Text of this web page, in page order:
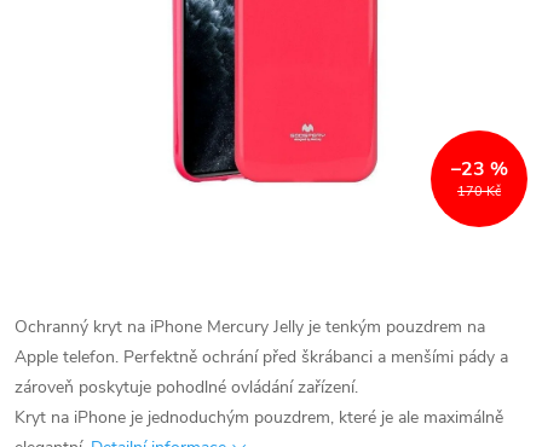
170 Kč
–23 %
Ochranný kryt na iPhone Mercury Jelly je tenkým pouzdrem na
Apple telefon. Perfektně ochrání před škrábanci a menšími pády a
zároveň poskytuje pohodlné ovládání zařízení.
Kryt na iPhone je jednoduchým pouzdrem, které je ale maximálně